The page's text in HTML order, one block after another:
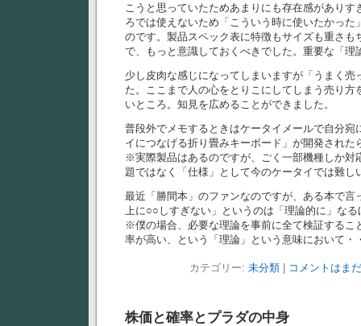
こうと思っていたためあまりにも存在感がありす
ろでは使えないため「こういう時に使いたかった
のです。製品スペック表に特徴もサイズも重さも
で、もっと意識しておくべきでした。重要な「理
少し皮肉な感じになってしまいますが「うまく売
た。ここまで人の心をとりこにしてしまう売り方
いところ。知見を広めることができました。
普段外でメモするときはケータイメールで自分宛
イにつなげる折り畳みキーボード」が開発された
※実際製品はあるのですが、ごく一部機種しか対
題ではなく「仕様」として今のケータイでは難し
最近「勝間本」のファンなのですが、ある本で言
上に○○しすぎない」というのは「理論的に」なる
※僕の場合、必要な理論を事前に全て検証するこ
率が高い、という「理論」という意味において・
カテゴリー: 未分類 コメントはま
株価と確率とプラダの中身